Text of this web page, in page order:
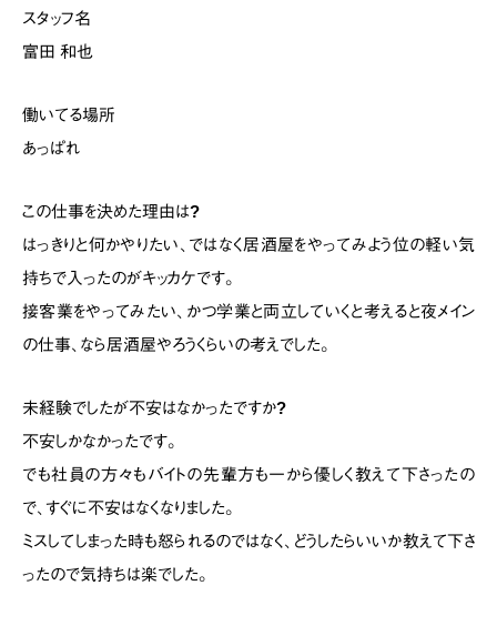
スタッフ名
富田 和也
働いてる場所
あっぱれ
この仕事を決めた理由は?
はっきりと何かやりたい、ではなく居酒屋をやってみよう位の軽い気
持ちで入ったのがキッカケです。
接客業をやってみたい、かつ学業と両立していくと考えると夜メイン
の仕事、なら居酒屋やろうくらいの考えでした。
未経験でしたが不安はなかったですか?
不安しかなかったです。
でも社員の方々もバイトの先輩方も一から優しく教えて下さったの
で、すぐに不安はなくなりました。
ミスしてしまった時も怒られるのではなく、どうしたらいいか教えて下さ
ったので気持ちは楽でした。